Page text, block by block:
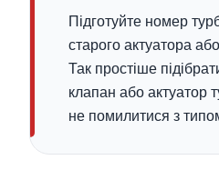
Підготуйте номер
старого актуатора
Так простіше
клапан або актуатор
не помилитися з